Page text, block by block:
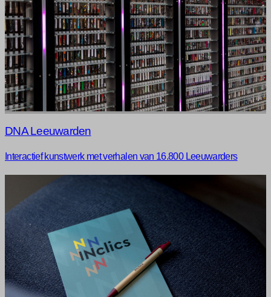
DNA Leeuwarden
Interactief kunstwerk met verhalen van 16.800 Leeuwarders